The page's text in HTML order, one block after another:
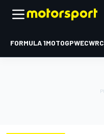
FORMULA 1MOTOGPWECWRC